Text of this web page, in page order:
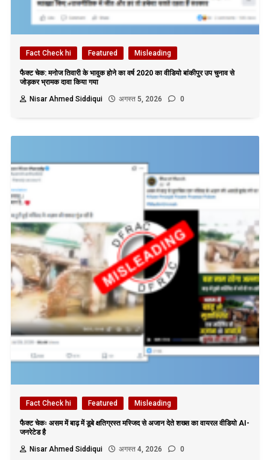
Fact Check hi Featured Misleading
फैक्ट चेक: मनोज तिवारी के भावुक होने का वर्ष 2020 का वीडियो बांकीपुर उप चुनाव से
जोड़कर भ्रामक दावा किया गया
Nisar Ahmed Siddiqui
अगस्त 5, 2026 0
Fact Check hi Featured Misleading
फैक्ट चेकः असम में बाढ़ में डूबे क्षतिग्रस्त मस्जिद से अजान देते शख्स का वायरल वीडियो AI-
जनरेटेड है
Nisar Ahmed Siddiqui
अगस्त 4, 2026 0